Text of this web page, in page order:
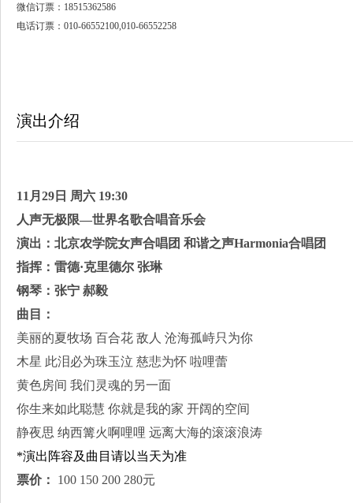
微信订票：18515362586
电话订票：010-66552100,010-66552258
演出介绍
11月29日 周六 19:30
人声无极限—世界名歌合唱音乐会
演出：北京农学院女声合唱团 和谐之声Harmonia合唱团
指挥：雷德·克里德尔 张琳
钢琴：张宁 郝毅
曲目：
美丽的夏牧场 百合花 敌人 沧海孤峙只为你
木星 此泪必为珠玉泣 慈悲为怀 啦哩蕾
黄色房间 我们灵魂的另一面
你生来如此聪慧 你就是我的家 开阔的空间
静夜思 纳西篝火啊哩哩 远离大海的滚滚浪涛
*演出阵容及曲目请以当天为准
票价：
100 150 200 280元